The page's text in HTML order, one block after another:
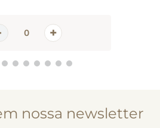
nossa newsletter